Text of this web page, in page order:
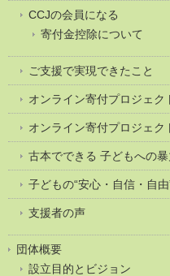
CCJの会員になる
寄付金控除について
ご支援で実現できたこと
オンライン寄付プロジェク
オンライン寄付プロジェク
古本でできる 子どもへの
子どもの“安心・自信・自
支援者の声
団体概要
設立目的とビジョン